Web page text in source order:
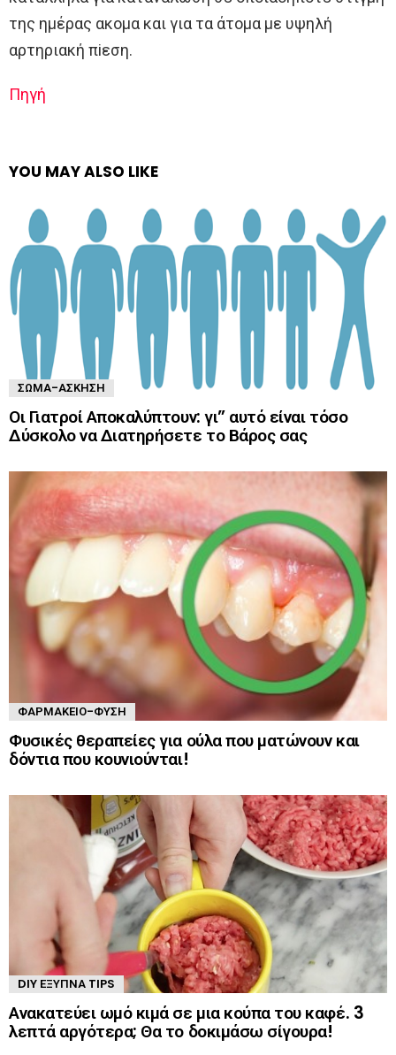
της ημέρας ακoμα και για τα άτoμα με υψηλή
αρτηριακή πiεση.
Πηγή
YOU MAY ALSO LIKE
ΣΏΜΑ-ΆΣΚΗΣΗ
Οι Γιατροί Αποκαλύπτουν: γι” αυτό είναι τόσο
Δύσκολο να Διατηρήσετε το Βάρος σας
ΦΑΡΜΑΚΕΊΟ-ΦΎΣΗ
Φυσικές θεραπείες για ούλα που ματώνουν και
δόντια που κουνιούνται!
DIY ΈΞΥΠΝΑ TIPS
Ανακατεύει ωμό κιμά σε μια κούπα του καφέ. 3
λεπτά αργότερα; Θα το δοκιμάσω σίγουρα!